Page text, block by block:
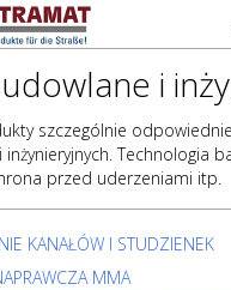
i
szczególnie
Technologia
przed uderzeniami itp.
KANAŁÓW I STUDZIENEK
MMA